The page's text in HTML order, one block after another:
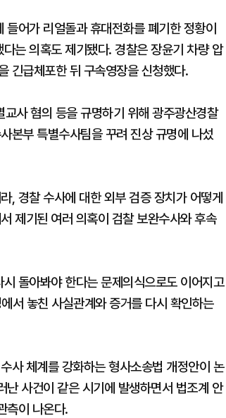
어가 리얼돌과 휴대전화를 폐기한 정황이
는 의혹도 제기됐다. 경찰은 장윤기 차량 압
긴급체포한 뒤 구속영장을 신청했다.
사 혐의 등을 규명하기 위해 광주광산경찰
본부 특별수사팀을 꾸려 진상 규명에 나섰
, 경찰 수사에 대한 외부 검증 장치가 어떻게
제기된 여러 의혹이 검찰 보완수사와 후속
돌아봐야 한다는 문제의식으로도 이어지고
서 놓친 사실관계와 증거를 다시 확인하는
사 체계를 강화하는 형사소송법 개정안이 논
사건이 같은 시기에 발생하면서 법조계 안
측이 나온다.